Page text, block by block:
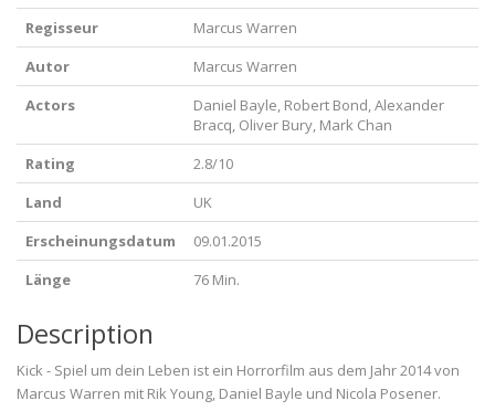
Regisseur
Marcus Warren
Autor
Marcus Warren
Actors
Daniel Bayle, Robert Bond, Alexander
Bracq, Oliver Bury, Mark Chan
Rating
2.8/10
Land
UK
Erscheinungsdatum
09.01.2015
Länge
76 Min.
Description
Kick - Spiel um dein Leben ist ein Horrorfilm aus dem Jahr 2014 von
Marcus Warren mit Rik Young, Daniel Bayle und Nicola Posener.